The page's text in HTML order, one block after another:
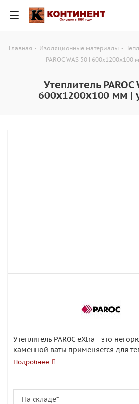
Главная - Изоляционные материалы -
PAROC WAS 50 | 600х1200х100
Утеплитель PAROC
600х1200х100 мм |
Утеплитель PAROC eXtra - это
каменной ваты применяется для
звукоизоляции и огнезащиты стен,
Подробнее
На складе*